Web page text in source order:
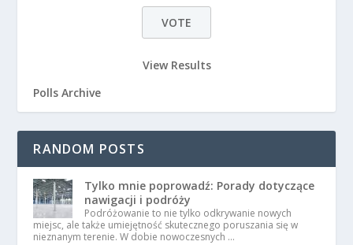
View Results
Polls Archive
RANDOM POSTS
Tylko mnie poprowadź: Porady dotyczące
nawigacji i podróży
Podróżowanie to nie tylko odkrywanie nowych
miejsc, ale także umiejętność skutecznego poruszania się w
nieznanym terenie. W dobie nowoczesnych …